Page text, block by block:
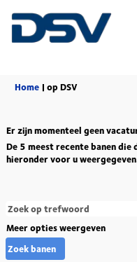
Home | op DSV(huidige
Er zijn momenteel geen
De 5 meest recente banen
hieronder voor u
Meer opties weergeven